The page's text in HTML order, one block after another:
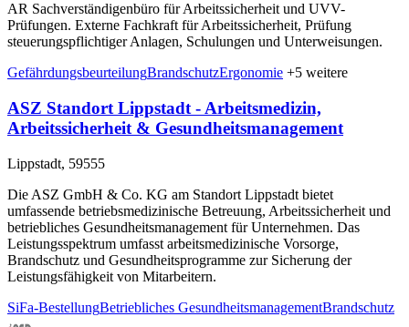
AR Sachverständigenbüro für Arbeitssicherheit und UVV-
Prüfungen. Externe Fachkraft für Arbeitssicherheit, Prüfung
steuerungspflichtiger Anlagen, Schulungen und Unterweisungen.
GefährdungsbeurteilungBrandschutzErgonomie +5 weitere
ASZ Standort Lippstadt - Arbeitsmedizin,
Arbeitssicherheit & Gesundheitsmanagement
Lippstadt, 59555
Die ASZ GmbH & Co. KG am Standort Lippstadt bietet
umfassende betriebsmedizinische Betreuung, Arbeitssicherheit und
betriebliches Gesundheitsmanagement für Unternehmen. Das
Leistungsspektrum umfasst arbeitsmedizinische Vorsorge,
Brandschutz und Gesundheitsprogramme zur Sicherung der
Leistungsfähigkeit von Mitarbeitern.
SiFa-BestellungBetriebliches GesundheitsmanagementBrandschutz